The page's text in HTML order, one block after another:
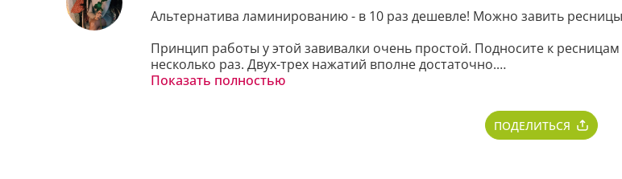
Альтернатива ламинированию - в 10 раз дешевле! Можно завить
Принцип работы у этой завивалки очень простой. Подносите к
несколько раз. Двух-трех нажатий вполне достаточно.
Я тут собиралась было на ботокс ресниц, а потом прикинула: от 2
Показать полностью
ПОДЕЛИТЬСЯ